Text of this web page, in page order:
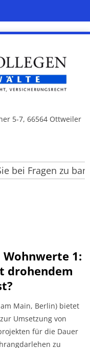
5-7, 66564 Ottweiler
Fragen zu
1:
drohendem
Main, Berlin) bietet
Umsetzung von
für die Dauer
zu